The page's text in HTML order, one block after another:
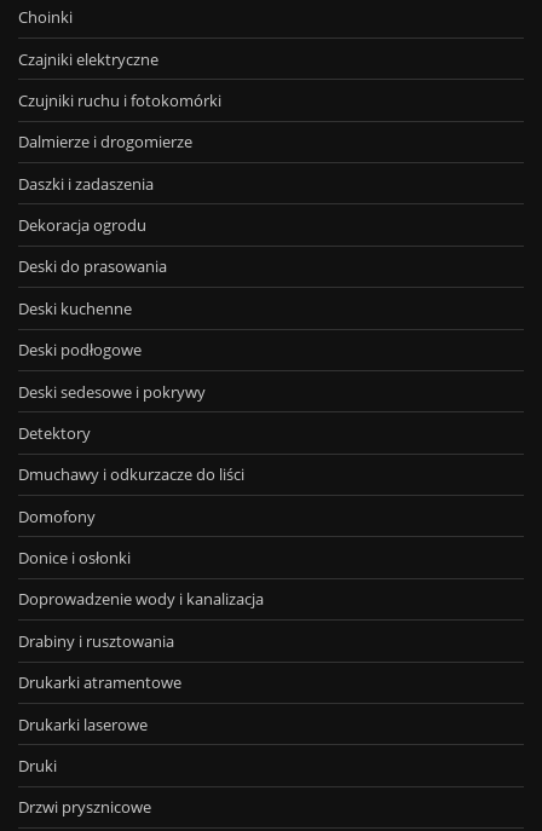
Choinki
Czajniki elektryczne
Czujniki ruchu i fotokomórki
Dalmierze i drogomierze
Daszki i zadaszenia
Dekoracja ogrodu
Deski do prasowania
Deski kuchenne
Deski podłogowe
Deski sedesowe i pokrywy
Detektory
Dmuchawy i odkurzacze do liści
Domofony
Donice i osłonki
Doprowadzenie wody i kanalizacja
Drabiny i rusztowania
Drukarki atramentowe
Drukarki laserowe
Druki
Drzwi prysznicowe